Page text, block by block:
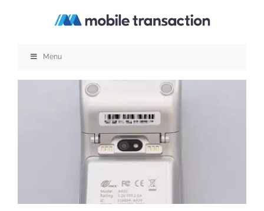
Menu